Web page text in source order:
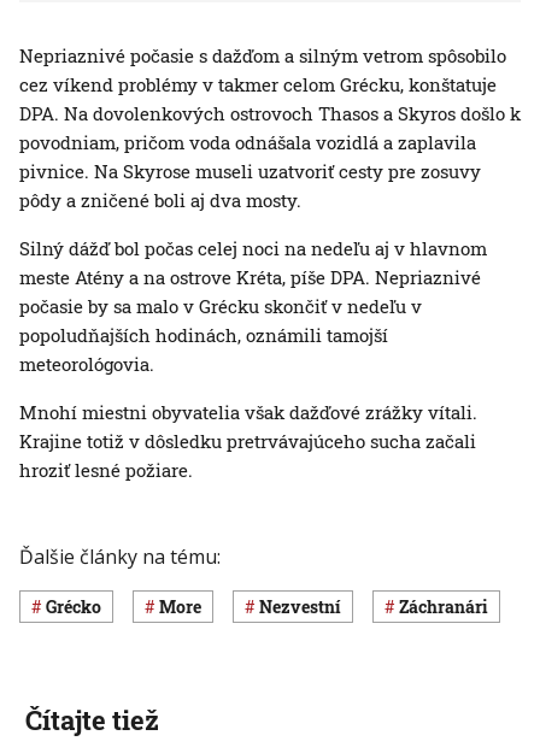
Nepriaznivé počasie s dažďom a silným vetrom spôsobilo
cez víkend problémy v takmer celom Grécku, konštatuje
DPA. Na dovolenkových ostrovoch Thasos a Skyros došlo k
povodniam, pričom voda odnášala vozidlá a zaplavila
pivnice. Na Skyrose museli uzatvoriť cesty pre zosuvy
pôdy a zničené boli aj dva mosty.
Silný dážď bol počas celej noci na nedeľu aj v hlavnom
meste Atény a na ostrove Kréta, píše DPA. Nepriaznivé
počasie by sa malo v Grécku skončiť v nedeľu v
popoludňajších hodinách, oznámili tamojší
meteorológovia.
Mnohí miestni obyvatelia však dažďové zrážky vítali.
Krajine totiž v dôsledku pretrvávajúceho sucha začali
hroziť lesné požiare.
Ďalšie články na tému:
Grécko more nezvestní záchranári
Čítajte tiež